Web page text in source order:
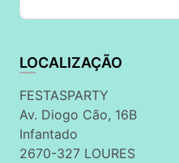
LOCALIZAÇÃO
FESTASPARTY
Av. Diogo Cão, 16B
Infantado
2670-327 LOURES